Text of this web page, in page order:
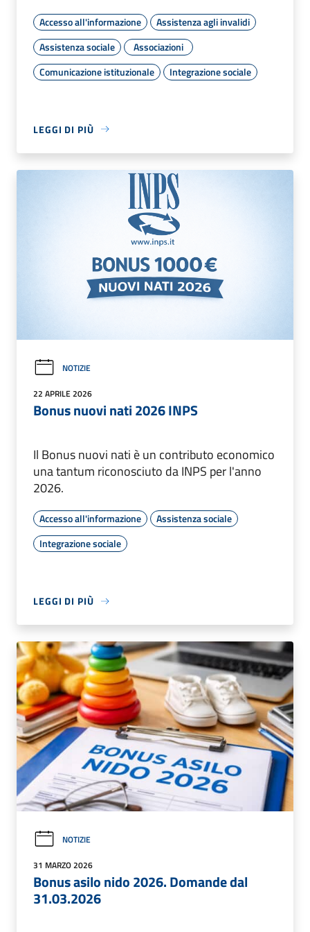
Accesso all'informazione
Assistenza agli invalidi
Assistenza sociale
Associazioni
Comunicazione istituzionale
Integrazione sociale
LEGGI DI PIÙ
NOTIZIE
22 APRILE 2026
Bonus nuovi nati 2026 INPS
Il Bonus nuovi nati è un contributo economico
una tantum riconosciuto da INPS per l'anno
2026.
Accesso all'informazione
Assistenza sociale
Integrazione sociale
LEGGI DI PIÙ
NOTIZIE
31 MARZO 2026
Bonus asilo nido 2026. Domande dal
31.03.2026